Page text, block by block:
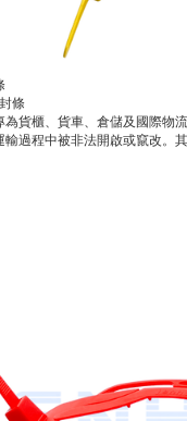
條
貨櫃、貨車、倉儲及國際物流
竄改。其結構堅固、辨識性高，可印製流水號或條碼，便於管理與追